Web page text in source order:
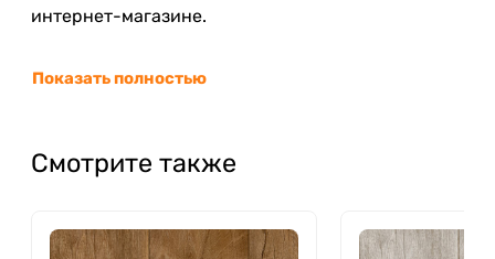
интернет-магазине.
Показать полностью
Смотрите также